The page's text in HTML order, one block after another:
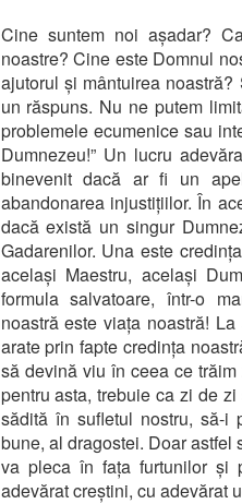
Cine suntem noi așadar?
noastre? Cine este Domnul
ajutorul și mântuirea
un răspuns. Nu ne putem
problemele ecumenice sau
Dumnezeu!” Un lucru
binevenit dacă ar fi un
abandonarea injustițiilor. În
dacă există un singur
Gadarenilor. Una este
același Maestru, același
formula salvatoare, într-o
noastră este viața noastră!
arate prin fapte credința
să devină viu în ceea ce
pentru asta, trebuie ca zi de
sădită în sufletul nostru, să-i
bune, al dragostei. Doar
va pleca în fața furtunilor și
adevărat creștini, cu adevărat